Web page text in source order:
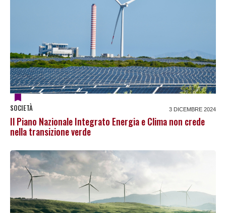
SOCIETÀ 3 DICEMBRE 2024
Il Piano Nazionale Integrato Energia e Clima non crede
nella transizione verde